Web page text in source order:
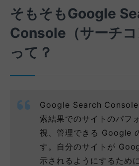
そもそもGoogle
Console（サーチコ
って？
Google Search
索結果でのサイトのパフ
視、管理できる Google
す。自分のサイトが
示されるようにするため